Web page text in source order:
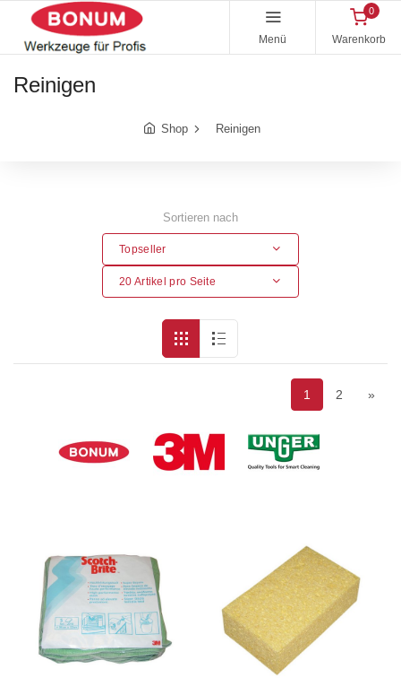
Menü
0
Warenkorb
Reinigen
Shop Reinigen
Sortieren nach
Topseller
20 Artikel pro Seite
1 2 »